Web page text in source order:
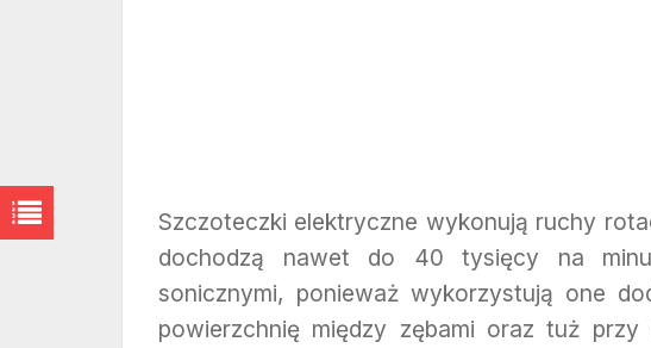
Szczoteczki elektryczne wykonują ruchy
dochodzą nawet do 40 tysięcy na
sonicznymi, ponieważ wykorzystują one
powierzchnię między zębami oraz tuż przy